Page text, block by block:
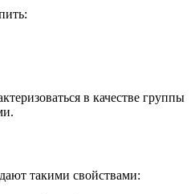
в качестве группы
такими свойствами: